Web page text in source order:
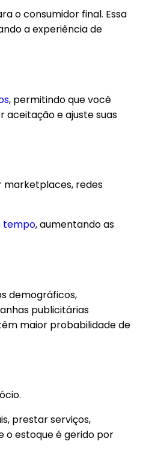
o consumidor final. Essa
a experiência de
, permitindo que você
aceitação e ajuste suas
marketplaces, redes
tempo, aumentando as
demográficos,
publicitárias
maior probabilidade de
prestar serviços,
o estoque é gerido por